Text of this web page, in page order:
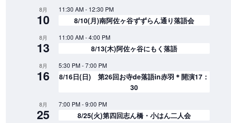
8月
10
11:30 AM- 12:30 PM
8/10(月)南阿佐ヶ谷ずずらん通り落語会
8月
13
11:00 AM-4:00 PM
8/13(木)阿佐ヶ谷にもく落語
8月
16
5:30 PM-7:00 PM
8/16日(日) 第26回お寺de落語in赤羽＊開演17：
30
8月
25
7:00 PM-9:00 PM
8/25(火)第四回志ん橋・小はん二人会